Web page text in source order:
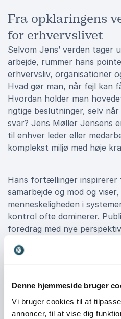
Denne hjemmeside bruger
Vi bruger cookies til at
annoncer, til at vise dig
Fra opklaringens
for erhvervslivet
Selvom Jens’ verden tager
arbejde, rummer hans
erhvervsliv, organisationer
Hvad gør man, når fejl kan
Hvordan holder man
rigtige beslutninger, selv
svar? Jens Møller Jensens
til enhver leder eller
komplekst miljø med høje
Hans fortællinger inspirerer
samarbejde og mod og
menneskeligheden i
kontrol ofte dominerer.
foredrag med nye
teamwork og det at tage
Book Jens Møller
næste arrangement
Når I booker Jens Møller